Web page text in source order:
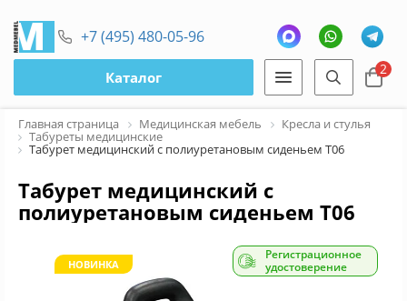
+7 (495) 480-05-96
Каталог 2
Главная страница Медицинская мебель Кресла и стулья
Табуреты медицинские
Табурет медицинский с полиуретановым сиденьем Т06
Табурет медицинский с
полиуретановым сиденьем Т06
НОВИНКА
Регистрационное
удостоверение